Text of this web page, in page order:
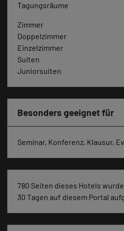
Tagungsräume
Zimmer
Doppelzimmer
Einzelzimmer
Suiten
Juniorsuiten
Besonders geeignet für
Seminar, Konferenz, Klausur,
780 Seiten dieses Hotels
30 Tagen auf diesem Portal